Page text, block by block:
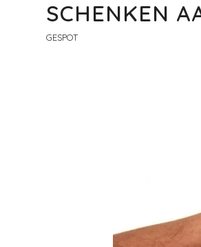
SCHENKEN
GESPOT